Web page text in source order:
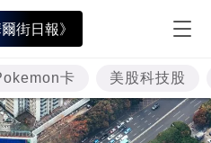
街日報》
卡 美股科技股